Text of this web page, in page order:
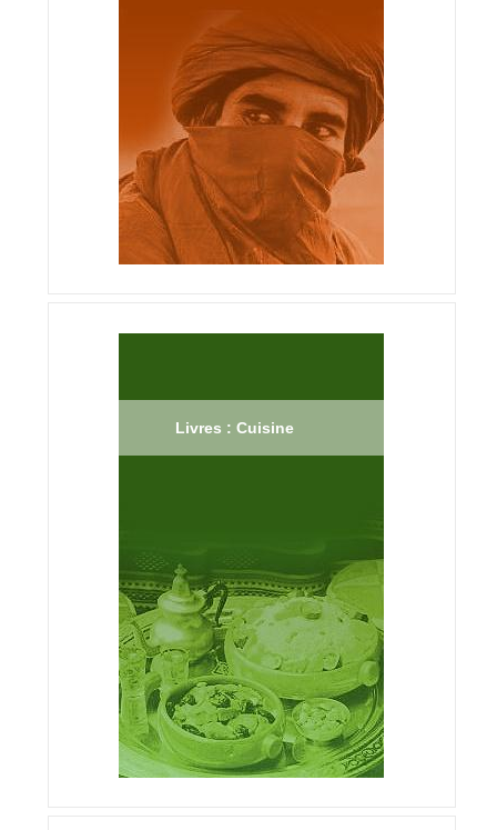
Livres : Cuisine